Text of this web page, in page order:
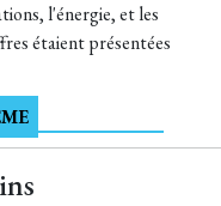
l'énergie, et les
étaient présentées